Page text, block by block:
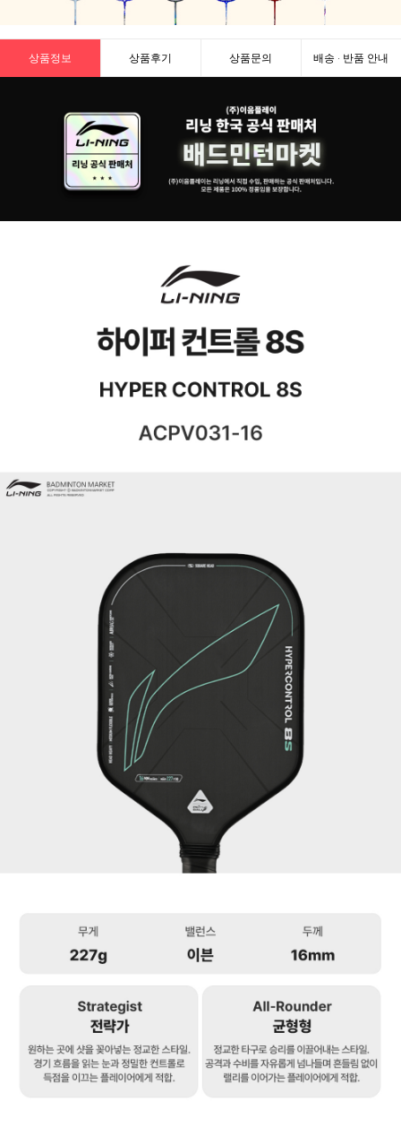
상품정보 상품후기 상품문의 배송 · 반품 안내